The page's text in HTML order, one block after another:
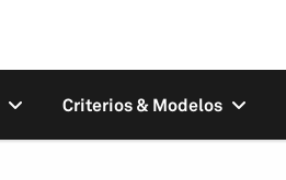
Criterios & Modelos